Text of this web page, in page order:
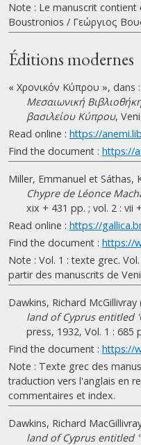
Note : Le manuscrit
Boustronios / Γεώργιος
Éditions modernes
« Χρονικόν Κύπρου », dans
Μεσαιωνική
βασιλείου Κύπρου,
Read online : https://
Find the document : https://
Miller, Emmanuel et Sáthas,
Chypre de Léonce
xix + 431 pp. ; vol. 2 : vii
Read online : https://
Find the document : https://
Note : Vol. 1 : texte grec.
partir des manuscrits de
Dawkins, Richard McGillivray
land of Cyprus entitled
press, 1932, Vol. 1 : 685
Find the document : https://
Note : Texte grec des
traduction vers l'anglais en
commentaires et index.
Dawkins, Richard
land of Cyprus entitled